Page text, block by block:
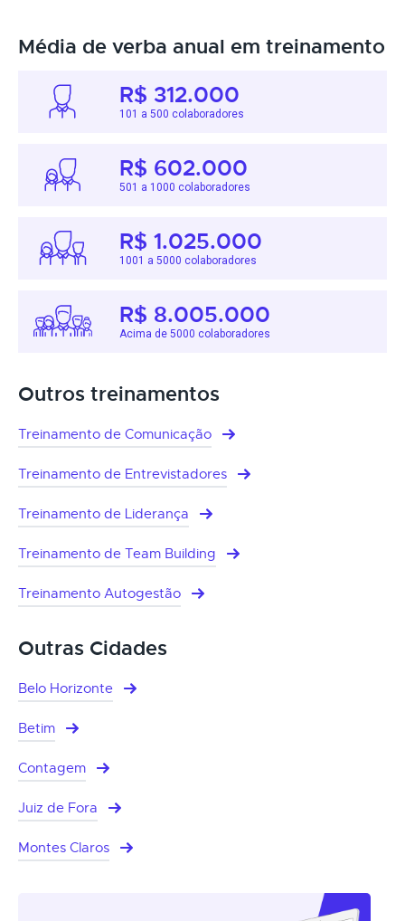
Média de verba anual em treinamento
R$ 312.000
101 a 500 colaboradores
R$ 602.000
501 a 1000 colaboradores
R$ 1.025.000
1001 a 5000 colaboradores
R$ 8.005.000
Acima de 5000 colaboradores
Outros treinamentos
Treinamento de Comunicação
Treinamento de Entrevistadores
Treinamento de Liderança
Treinamento de Team Building
Treinamento Autogestão
Outras Cidades
Belo Horizonte
Betim
Contagem
Juiz de Fora
Montes Claros